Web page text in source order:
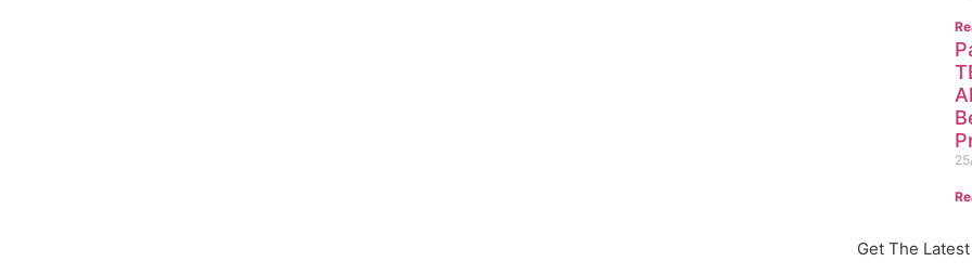
Get The